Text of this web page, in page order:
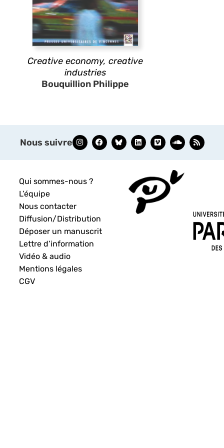
Creative economy, creative
industries
Bouquillion Philippe
Nous suivre
Qui sommes-nous ?
L’équipe
Nous contacter
Diffusion/Distribution
Déposer un manuscrit
Lettre d’information
Vidéo & audio
Mentions légales
CGV